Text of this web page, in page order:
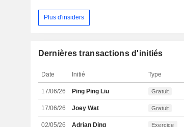
Plus d'insiders
Dernières transactions d'initiés
Date Initié Type
17/06/26 Ping Ping Liu Gratuit
17/06/26 Joey Wat Gratuit
02/05/26 Adrian Ding Exercice